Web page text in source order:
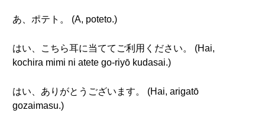
あ、ポテト。 (A, poteto.)
はい、こちら耳に当ててご利用ください。 (Hai,
kochira mimi ni atete go-riyō kudasai.)
はい、ありがとうございます。 (Hai, arigatō
gozaimasu.)